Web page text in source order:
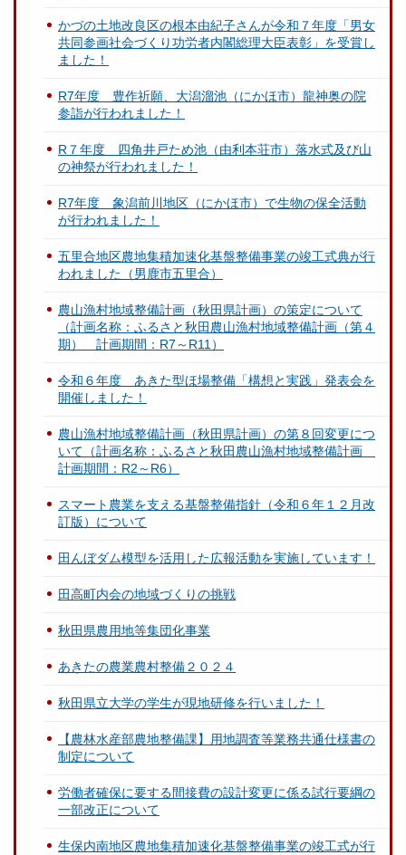
かづの土地改良区の根本由紀子さんが令和７年度「男女
共同参画社会づくり功労者内閣総理大臣表彰」を受賞し
ました！
R7年度 豊作祈願、大潟溜池（にかほ市）龍神奥の院
参詣が行われました！
R７年度 四角井戸ため池（由利本荘市）落水式及び山
の神祭が行われました！
R7年度 象潟前川地区（にかほ市）で生物の保全活動
が行われました！
五里合地区農地集積加速化基盤整備事業の竣工式典が行
われました（男鹿市五里合）
農山漁村地域整備計画（秋田県計画）の策定について
（計画名称：ふるさと秋田農山漁村地域整備計画（第４
期） 計画期間：R7～R11）
令和６年度 あきた型ほ場整備「構想と実践」発表会を
開催しました！
農山漁村地域整備計画（秋田県計画）の第８回変更につ
いて（計画名称：ふるさと秋田農山漁村地域整備計画
計画期間：R2～R6）
スマート農業を支える基盤整備指針（令和６年１２月改
訂版）について
田んぼダム模型を活用した広報活動を実施しています！
田高町内会の地域づくりの挑戦
秋田県農用地等集団化事業
あきたの農業農村整備２０２４
秋田県立大学の学生が現地研修を行いました！
【農林水産部農地整備課】用地調査等業務共通仕様書の
制定について
労働者確保に要する間接費の設計変更に係る試行要綱の
一部改正について
生保内南地区農地集積加速化基盤整備事業の竣工式が行